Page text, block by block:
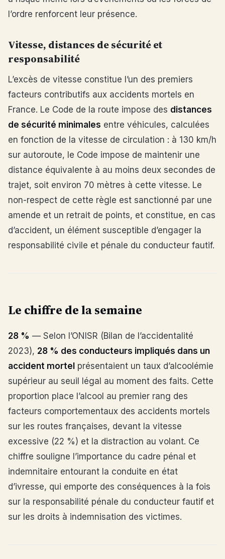
l’ordre renforcent leur présence.
Vitesse, distances de sécurité et
responsabilité
L’excès de vitesse constitue l’un des premiers
facteurs contributifs aux accidents mortels en
France. Le Code de la route impose des distances
de sécurité minimales entre véhicules, calculées
en fonction de la vitesse de circulation : à 130 km/h
sur autoroute, le Code impose de maintenir une
distance équivalente à au moins deux secondes de
trajet, soit environ 70 mètres à cette vitesse. Le
non-respect de cette règle est sanctionné par une
amende et un retrait de points, et constitue, en cas
d’accident, un élément susceptible d’engager la
responsabilité civile et pénale du conducteur fautif.
Le chiffre de la semaine
28 % — Selon l’ONISR (Bilan de l’accidentalité
2023), 28 % des conducteurs impliqués dans un
accident mortel présentaient un taux d’alcoolémie
supérieur au seuil légal au moment des faits. Cette
proportion place l’alcool au premier rang des
facteurs comportementaux des accidents mortels
sur les routes françaises, devant la vitesse
excessive (22 %) et la distraction au volant. Ce
chiffre souligne l’importance du cadre pénal et
indemnitaire entourant la conduite en état
d’ivresse, qui emporte des conséquences à la fois
sur la responsabilité pénale du conducteur fautif et
sur les droits à indemnisation des victimes.